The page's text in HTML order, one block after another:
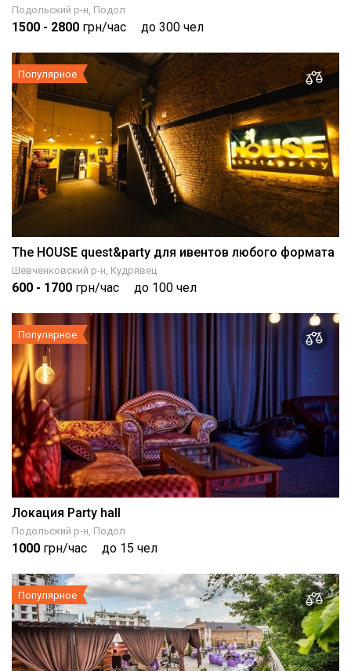
Подольский р-н, Подол
1500 - 2800 грн/час до 300 чел
Популярное
The HOUSE quest&party для ивентов любого формата
Шевченковский р-н, Кудрявец
600 - 1700 грн/час до 100 чел
Популярное
Локация Party hall
Подольский р-н, Подол
1000 грн/час до 15 чел
Популярное